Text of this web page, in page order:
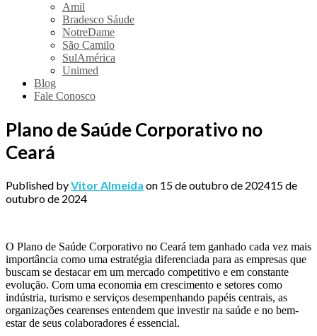
Amil
Bradesco Sáude
NotreDame
São Camilo
SulAmérica
Unimed
Blog
Fale Conosco
Plano de Saúde Corporativo no
Ceará
Published byVitor Almeida on 15 de outubro de 202415 de
outubro de 2024
O Plano de Saúde Corporativo no Ceará tem ganhado cada vez mais
importância como uma estratégia diferenciada para as empresas que
buscam se destacar em um mercado competitivo e em constante
evolução. Com uma economia em crescimento e setores como
indústria, turismo e serviços desempenhando papéis centrais, as
organizações cearenses entendem que investir na saúde e no bem-
estar de seus colaboradores é essencial.